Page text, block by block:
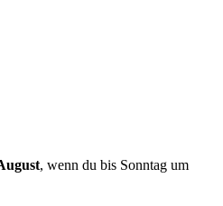
, wenn du bis Sonntag um